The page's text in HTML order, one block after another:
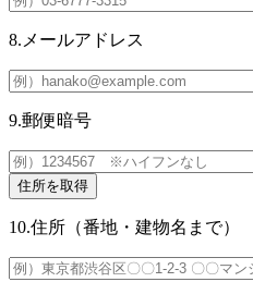
8.メールアドレス
9.郵便暗号
住所を取得
10.住所（番地・建物名まで）